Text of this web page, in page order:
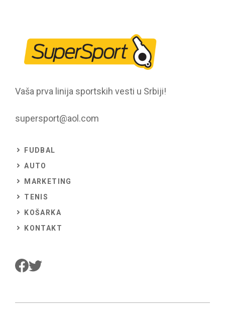
Vaša prva linija sportskih vesti u Srbiji!
supersport@aol.com
FUDBAL
AUTO
MARKETING
TENIS
KOŠARKA
KONTAKT